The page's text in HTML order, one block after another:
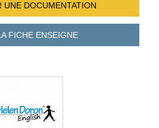
UNE DOCUMENTATION
FICHEENSEIGNE